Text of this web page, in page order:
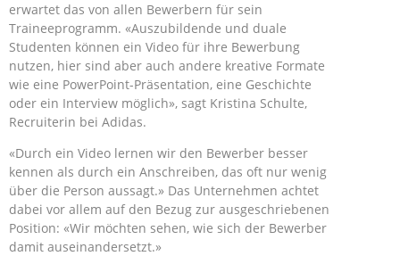
erwartet das von allen Bewerbern für sein
Traineeprogramm. «Auszubildende und duale
Studenten können ein Video für ihre Bewerbung
nutzen, hier sind aber auch andere kreative Formate
wie eine PowerPoint-Präsentation, eine Geschichte
oder ein Interview möglich», sagt Kristina Schulte,
Recruiterin bei Adidas.
«Durch ein Video lernen wir den Bewerber besser
kennen als durch ein Anschreiben, das oft nur wenig
über die Person aussagt.» Das Unternehmen achtet
dabei vor allem auf den Bezug zur ausgeschriebenen
Position: «Wir möchten sehen, wie sich der Bewerber
damit auseinandersetzt.»